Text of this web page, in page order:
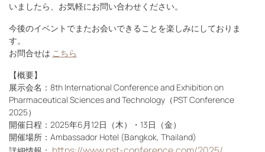
いましたら、お気軽にお問い合わせください。
今後のイベントでまたお会いできることを楽しみにしておりま
す。
お問合せは こちら
【概要】
展示会名：8th International Conference and Exhibition on
Pharmaceutical Sciences and Technology（PST Conference
2025）
開催日程：2025年6月12日（木）・13日（金）
開催場所：Ambassador Hotel (Bangkok, Thailand)